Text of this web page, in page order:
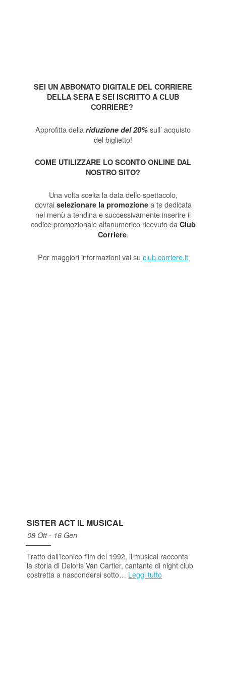
SEI UN ABBONATO DIGITALE DEL CORRIERE
DELLA SERA E SEI ISCRITTO A CLUB
CORRIERE?
Approfitta della riduzione del 20% sull’ acquisto
del biglietto!
COME UTILIZZARE LO SCONTO ONLINE DAL
NOSTRO SITO?
Una volta scelta la data dello spettacolo,
dovrai selezionare la promozionea te dedicata
nel menù a tendina e successivamente inserire il
codice promozionale alfanumerico ricevuto da Club
Corriere.
Per maggiori informazioni vai su club.corriere.it
SISTER ACT IL MUSICAL
08 Ott - 16 Gen
Tratto dall’iconico film del 1992, il musical racconta
la storia di Deloris Van Cartier, cantante di night club
costretta a nascondersi sotto… Leggi tutto